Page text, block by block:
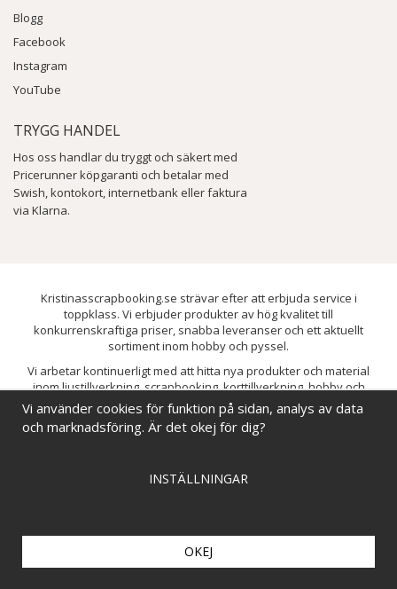
Blogg
Facebook
Instagram
YouTube
TRYGG HANDEL
Hos oss handlar du tryggt och säkert med
Pricerunner köpgaranti och betalar med
Swish, kontokort, internetbank eller faktura
via Klarna.
Kristinasscrapbooking.se strävar efter att erbjuda service i
toppklass. Vi erbjuder produkter av hög kvalitet till
konkurrenskraftiga priser, snabba leveranser och ett aktuellt
sortiment inom hobby och pyssel.
Vi arbetar kontinuerligt med att hitta nya produkter och material
inom ljustillverkning, scrapbooking, korttillverkning, hobby och
pyssel. Målet är att bredda sortimentet och löpande förbättra och
utveckla vårt utbud, så att du alltid kan hitta det du behöver hos oss.
Vi använder cookies för funktion på sidan, analys av data
och marknadsföring. Är det okej för dig?
INSTÄLLNINGAR
OKEJ